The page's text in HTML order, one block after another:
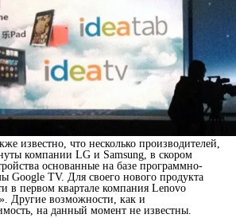
известно, что несколько производителей,
компании LG и Samsung, в скором
основанные на базе программно-
Google TV. Для своего нового продукта
в первом квартале компания Lenovo
Другие возможности, как и
на данный момент не известны.